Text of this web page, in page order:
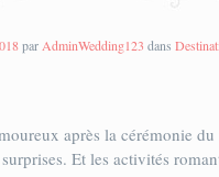
par AdminWedding123 dans
après la cérémonie
Et les activités